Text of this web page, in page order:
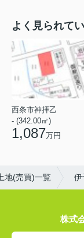
よく見られて
西条市神拝乙
- (342.00㎡)
1,087万円
地(売買)一覧 伊
株式